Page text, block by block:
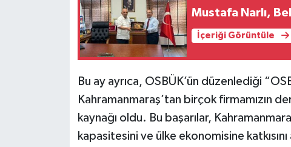
Mustafa Narlı,
İçeriği Görüntüle
Bu ay ayrıca, OSBÜK’ün düzenlediği
Kahramanmaraş’tan birçok firmamızın
kaynağı oldu. Bu başarılar,
kapasitesini ve ülke ekonomisine